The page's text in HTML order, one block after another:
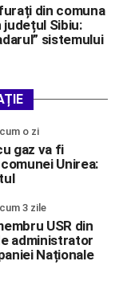
din comuna
județul Sibiu:
sistemului
o zi
gaz va fi
Unirea:
3 zile
USR din
administrator
Naționale